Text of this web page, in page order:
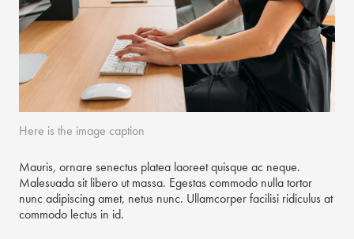
Here is the image caption
Mauris, ornare senectus platea laoreet quisque ac neque.
Malesuada sit libero ut massa. Egestas commodo nulla tortor
nunc adipiscing amet, netus nunc. Ullamcorper facilisi ridiculus at
commodo lectus in id.